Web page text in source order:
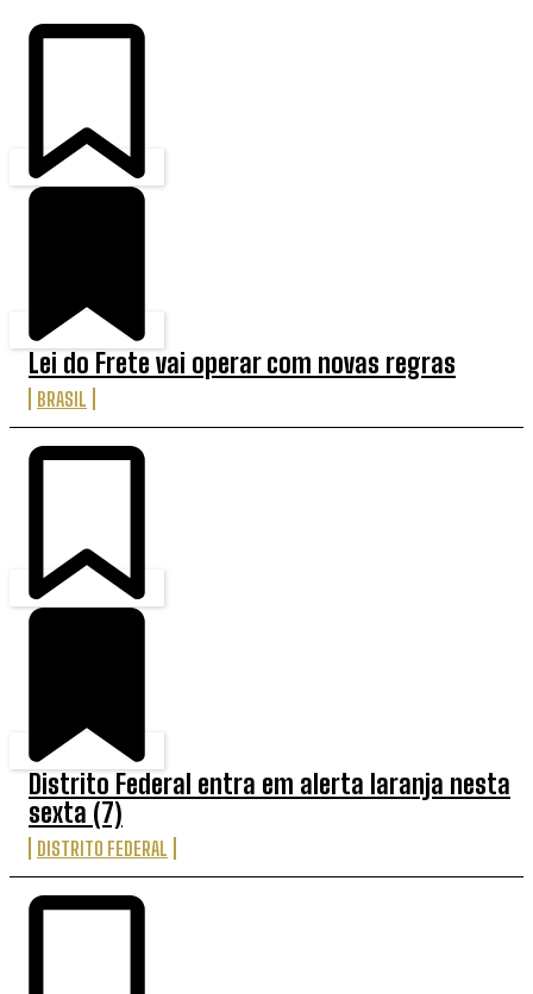
Lei do Frete vai operar com novas regras
BRASIL
Distrito Federal entra em alerta laranja nesta
sexta (7)
DISTRITO FEDERAL